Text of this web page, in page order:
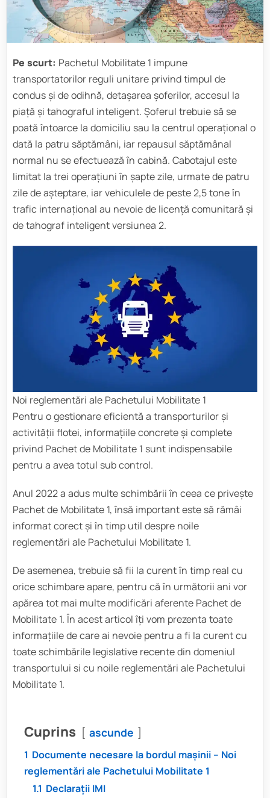
Pe scurt: Pachetul Mobilitate 1 impune
transportatorilor reguli unitare privind timpul de
condus și de odihnă, detașarea șoferilor, accesul la
piață și tahograful inteligent. Șoferul trebuie să se
poată întoarce la domiciliu sau la centrul operațional o
dată la patru săptămâni, iar repausul săptămânal
normal nu se efectuează în cabină. Cabotajul este
limitat la trei operațiuni în șapte zile, urmate de patru
zile de așteptare, iar vehiculele de peste 2,5 tone în
trafic internațional au nevoie de licență comunitară și
de tahograf inteligent versiunea 2.
Noi reglementări ale Pachetului Mobilitate 1
Pentru o gestionare eficientă a transporturilor și
activității flotei, informațiile concrete și complete
privind Pachet de Mobilitate 1 sunt indispensabile
pentru a avea totul sub control.
Anul 2022 a adus multe schimbării în ceea ce privește
Pachet de Mobilitate 1, însă important este să rămâi
informat corect și în timp util despre noile
reglementări ale Pachetului Mobilitate 1.
De asemenea, trebuie să fii la curent în timp real cu
orice schimbare apare, pentru că în următorii ani vor
apărea tot mai multe modificări aferente Pachet de
Mobilitate 1. În acest articol îți vom prezenta toate
informațiile de care ai nevoie pentru a fi la curent cu
toate schimbările legislative recente din domeniul
transportului si cu noile reglementări ale Pachetului
Mobilitate 1.
Cuprins ascunde
1 Documente necesare la bordul mașinii – Noi
reglementări ale Pachetului Mobilitate 1
1.1 Declarații IMI